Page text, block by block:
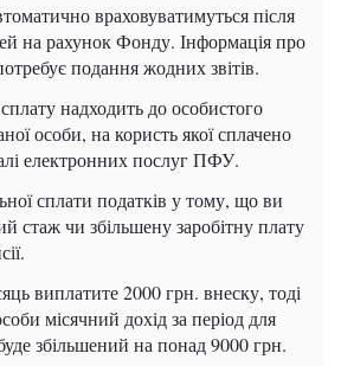
враховуватимуться після
на рахунок Фонду. Інформація про
подання жодних звітів.
надходить до особистого
особи, на користь якої сплачено
електронних послуг ПФУ.
сплати податків у тому, що ви
стаж чи збільшену заробітну плату
виплатите 2000 грн. внеску, тоді
місячний дохід за період для
збільшений на понад 9000 грн.